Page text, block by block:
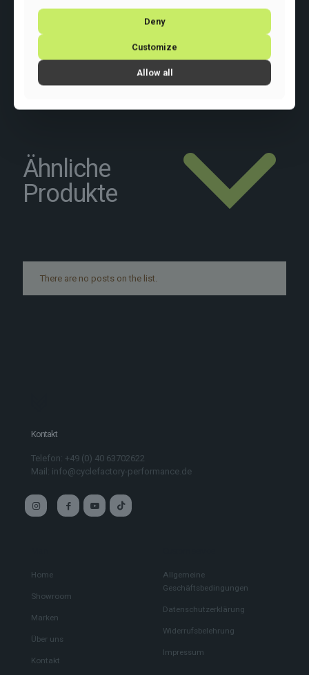
Rahmengrösse: S
Rahmenmaterial:
Raddurchmesser: 28 Zoll
Schaltung: Shimano GRX610/820 1×12
Ähnliche
Produkte
There are no posts on the list.
Kontakt
Telefon: +49 (0) 40 63702622
Mail: info@cyclefactory-performance.de
Home
Showroom
Marken
Über uns
Kontakt
Allgemeine
Geschäftsbedingungen
Datenschutzerklärung
Widerrufsbelehrung
Impressum
Deny
Customize
Allow all